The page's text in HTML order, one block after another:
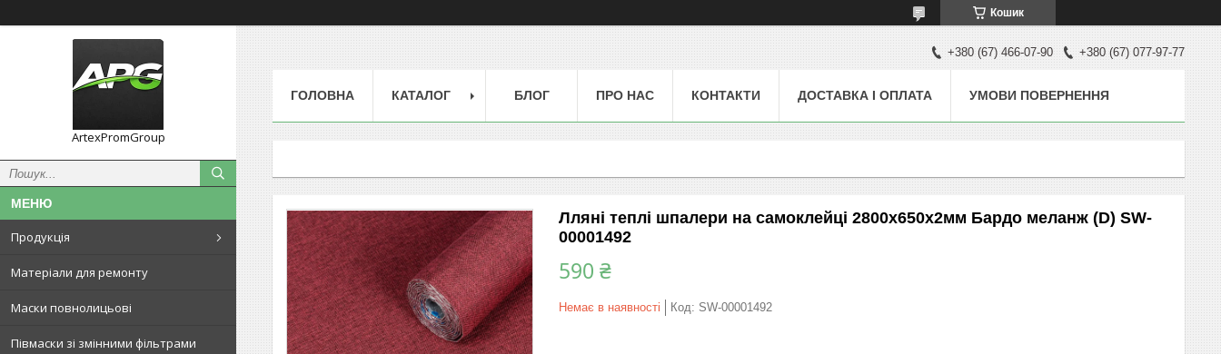
Кошик
ArtexPromGroup
Продукція
Матеріали для ремонту
Маски повнолицьові
Півмаски зі змінними фільтрами
+380 (67) 466-07-90 +380 (67) 077-97-77
ГОЛОВНА КАТАЛОГ БЛОГ ПРО НАС КОНТАКТИ ДОСТАВКА І ОПЛАТА УМОВИ ПОВЕРНЕННЯ
Лляні теплі шпалери на самоклейці 2800х650х2мм Бардо меланж (D) SW-
00001492
590 ₴
Немає в наявності Код: SW-00001492